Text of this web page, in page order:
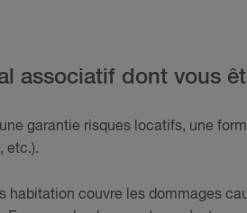
associatif dont vous
garantie risques locatifs, une
etc.).
habitation couvre les dommages